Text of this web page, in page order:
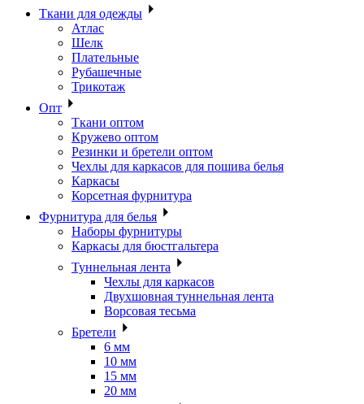
Ткани для одежды
Атлас
Шелк
Плательные
Рубашечные
Трикотаж
Опт
Ткани оптом
Кружево оптом
Резинки и бретели оптом
Чехлы для каркасов для пошива белья
Каркасы
Корсетная фурнитура
Фурнитура для белья
Наборы фурнитуры
Каркасы для бюстгальтера
Туннельная лента
Чехлы для каркасов
Двухшовная туннельная лента
Ворсовая тесьма
Бретели
6 мм
10 мм
15 мм
20 мм